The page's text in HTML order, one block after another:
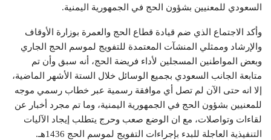
السعودي للمعنيين بشؤون الحج في الجمهورية اليمنية.
وأكد الاجتماع الذي ضم قيادة قطاع الحج والعمرة بوزارة الأوقاف
والإرشاد وممثلي المنشآت المعتمدة للتفويج لموسم الحج الجاري
وبعض المواطنين المسجلين لأداء فريضة الحج، أنه سبق وأن تم
متابعة الجانب السعودي بجميع الوسائل خلال الستة الأشهر الماضية،
إلا انه حتى الآن لم تصل أي موافقة رسمية عبر خطاب رسمي موجه
للمعنيين بشؤون الحج في الجمهورية اليمنية، وما تم مجرد أخبار عن
لقاءات وتواصلات، مع ان الوضع صعب وحرج يتطلب إيجاد الآليات
التنفيذية العاجلة للبدء بإجراءات التفويج لموسم الحج 1436هـ.